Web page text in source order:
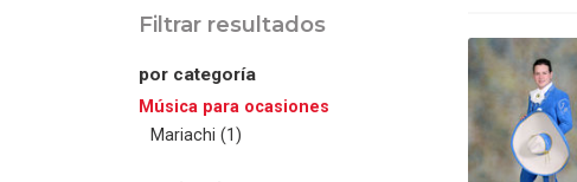
Filtrar resultados
por categoría
Música para ocasiones
Mariachi (1)